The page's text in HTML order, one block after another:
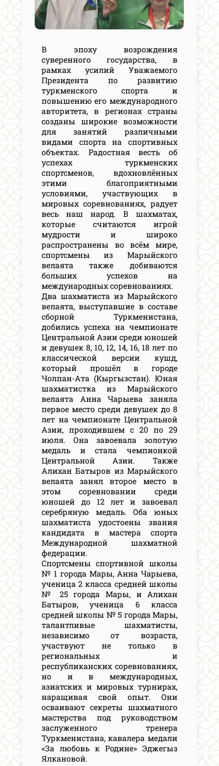
В эпоху возрождения
суверенного государства, в
рамках усилий Уважаемого
Президента по развитию
туркменского спорта и
повышению его международного
авторитета, в регионах страны
созданы широкие возможности
для занятий различными
видами спорта на спортивных
объектах. Радостная весть об
успехах туркменских
спортсменов, вдохновлённых
этими благоприятными
условиями, участвующих в
мировых соревнованиях, радует
весь наш народ. В шахматах,
которые считаются игрой
мудрости и широко
распространены во всём мире,
спортсмены из Марыйского
велаята также добиваются
больших успехов на
международных соревнованиях.
Два шахматиста из Марыйского
велаята, выступавшие в составе
сборной Туркменистана,
добились успеха на чемпионате
Центральной Азии среди юношей
и девушек 8, 10, 12, 14, 16, 18 лет по
классической версии кушд,
который прошёл в городе
Чолпан-Ата (Кыргызстан). Юная
шахматистка из Марыйского
велаята Анна Чарыева заняла
первое место среди девушек до 8
лет на чемпионате Центральной
Азии, проходившем с 20 по 29
июля. Она завоевала золотую
медаль и стала чемпионкой
Центральной Азии. Также
Алихан Батыров из Марыйского
велаята занял второе место в
этом соревновании среди
юношей до 12 лет и завоевал
серебряную медаль. Оба юных
шахматиста удостоены звания
кандидата в мастера спорта
Международной шахматной
федерации.
Спортсмены спортивной школы
№ 1 города Мары, Анна Чарыева,
ученица 2 класса средней школы
№ 25 города Мары, и Алихан
Батыров, ученица 6 класса
средней школы № 5 города Мары,
талантливые шахматисты,
независимо от возраста,
участвуют не только в
региональных и
республиканских соревнованиях,
но и в международных,
азиатских и мировых турнирах,
наращивая свой опыт. Они
осваивают секреты шахматного
мастерства под руководством
заслуженного тренера
Туркменистана, кавалера медали
«За любовь к Родине» Эджегыз
Ялкановой.